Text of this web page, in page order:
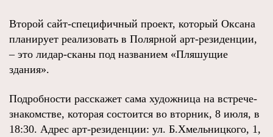
Второй сайт-специфичный проект, который Оксана
планирует реализовать в Полярной арт-резиденции,
– это лидар-сканы под названием «Пляшущие
здания».
Подробности расскажет сама художница на встрече-
знакомстве, которая состоится во вторник, 8 июля, в
18:30. Адрес арт-резиденции: ул. Б.Хмельницкого, 1,